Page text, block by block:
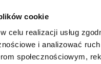
cookie
celu realizacji usług
i analizować
społecznościowym,